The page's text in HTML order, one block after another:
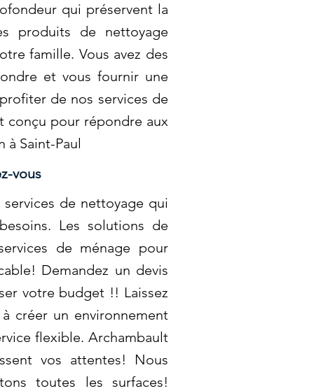
qui préservent la
produits de nettoyage
famille. Vous avez des
et vous fournir une
de nos services de
conçu pour répondre aux
Saint-Paul
vous
de nettoyage qui
Les solutions de
de ménage pour
Demandez un devis
votre budget !! Laissez
créer un environnement
flexible. Archambault
vos attentes! Nous
toutes les surfaces!